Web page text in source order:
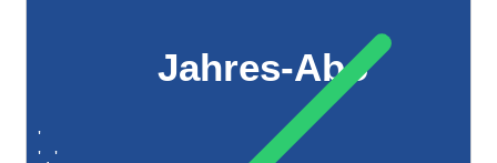
Jahres-Abo
'
' . '